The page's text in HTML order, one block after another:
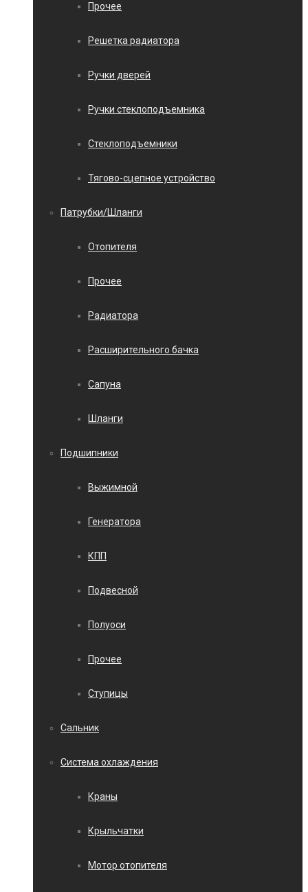
Прочее
Решетка радиатора
Ручки дверей
Ручки стеклоподъемника
Стеклоподъемники
Тягово-сцепное устройство
Патрубки/Шланги
Отопителя
Прочее
Радиатора
Расширительного бачка
Сапуна
Шланги
Подшипники
Выжимной
Генератора
КПП
Подвесной
Полуоси
Прочее
Ступицы
Сальник
Система охлаждения
Краны
Крыльчатки
Мотор отопителя